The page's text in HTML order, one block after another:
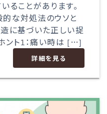
ることがあります。
な対処法のウソと
に基づいた正しい捉
ント1：痛い時は […]
詳細を見る